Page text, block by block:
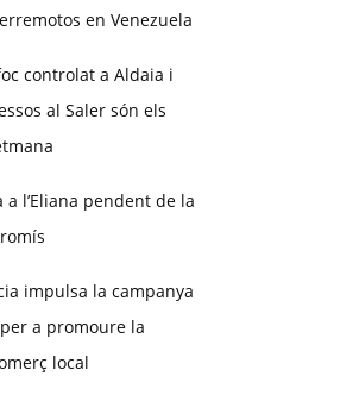
en Venezuela
controlat a Aldaia i
al Saler són els
l’Eliana pendent de la
impulsa la campanya
per a promoure la
local